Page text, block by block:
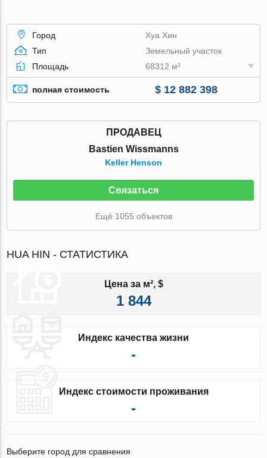
Город
Хуа Хин
Тип
Земельный участок
Площадь
68312 м²
полная стоимость $ 12 882 398
ПРОДАВЕЦ
Bastien Wissmanns
Keller Henson
Связаться
Ещё 1055 объектов
HUA HIN - СТАТИСТИКА
Цена за м², $
1 844
Индекс качества жизни
-
Индекс стоимости проживания
-
Выберите город для сравнения